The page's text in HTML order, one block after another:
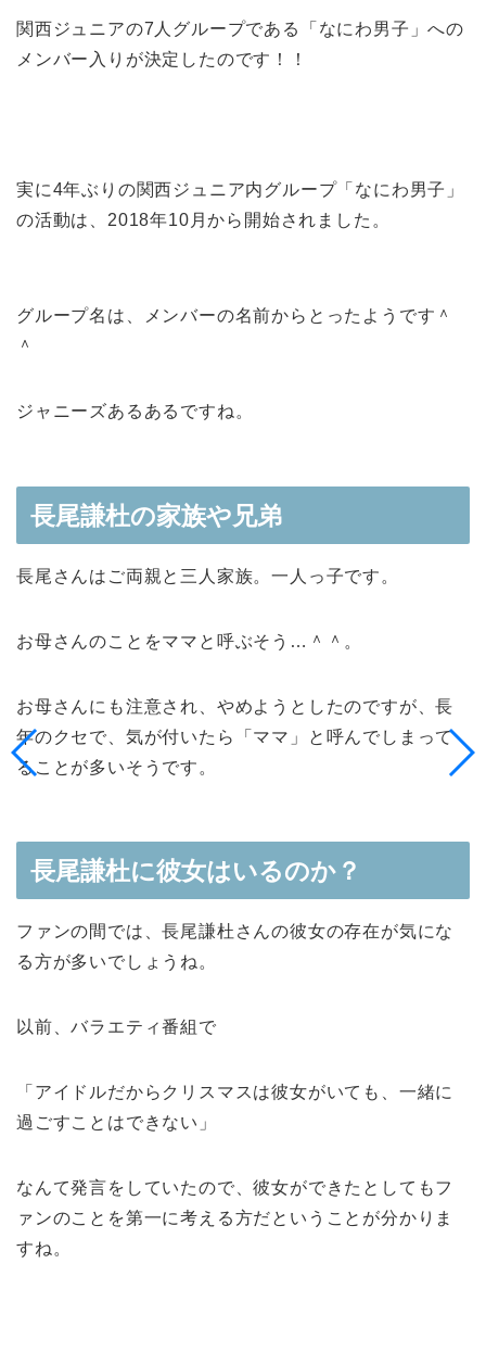
関西ジュニアの7人グループである「なにわ男子」への
メンバー入りが決定したのです！！
実に4年ぶりの関西ジュニア内グループ「なにわ男子」
の活動は、2018年10月から開始されました。
グループ名は、メンバーの名前からとったようです＾
＾
ジャニーズあるあるですね。
長尾謙杜の家族や兄弟
長尾さんはご両親と三人家族。一人っ子です。
お母さんのことをママと呼ぶそう…＾＾。
お母さんにも注意され、やめようとしたのですが、長
年のクセで、気が付いたら「ママ」と呼んでしまって
ることが多いそうです。
長尾謙杜に彼女はいるのか？
ファンの間では、長尾謙杜さんの彼女の存在が気にな
る方が多いでしょうね。
以前、バラエティ番組で
「アイドルだからクリスマスは彼女がいても、一緒に
過ごすことはできない」
なんて発言をしていたので、彼女ができたとしてもフ
ァンのことを第一に考える方だということが分かりま
すね。